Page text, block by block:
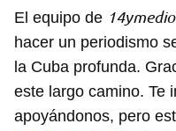
El equipo de 14ymedio
hacer un periodismo
la Cuba profunda.
este largo camino. Te
apoyándonos, pero